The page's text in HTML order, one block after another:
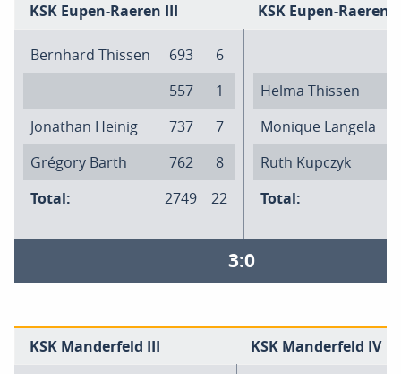
KSK Eupen-Raeren III KSK Eupen-Raeren
Bernhard Thissen 693
6
557
1
Jonathan Heinig
737
7
Grégory Barth
762
8
Total:
2749 22
Helma Thissen
Monique Langela
Ruth Kupczyk
Total:
3:0
KSK Manderfeld III KSK Manderfeld IV